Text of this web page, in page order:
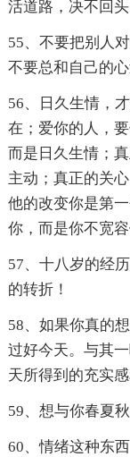
活道路，决不回头
55、不要把别人
不要总和自己的
56、日久生情，
在；爱你的人，
而是日久生情；
主动；真正的关
他的改变你是第
你，而是你不宽容
57、十八岁的经
的转折！
58、如果你真的
过好今天。与其
天所得到的充实感
59、想与你春夏
60、情绪这种东